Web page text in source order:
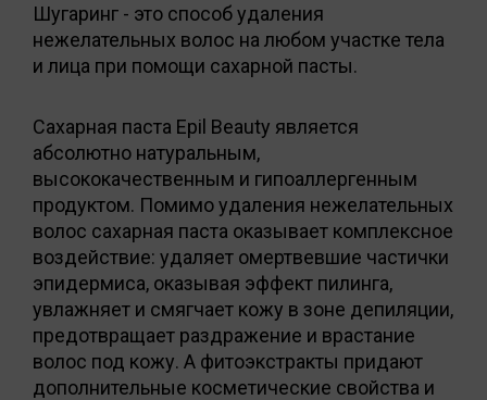
Шугаринг - это способ удаления
нежелательных волос на любом участке тела
и лица при помощи сахарной пасты.
Сахарная паста Epil Beauty является
абсолютно натуральным,
высококачественным и гипоаллергенным
продуктом. Помимо удаления нежелательных
волос сахарная паста оказывает комплексное
воздействие: удаляет омертвевшие частички
эпидермиса, оказывая эффект пилинга,
увлажняет и смягчает кожу в зоне депиляции,
предотвращает раздражение и врастание
волос под кожу. А фитоэкстракты придают
дополнительные косметические свойства и